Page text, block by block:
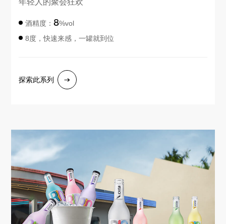
年轻人的聚会狂欢
酒精度：8%vol
8度，快速来感，一罐就到位
探索此系列